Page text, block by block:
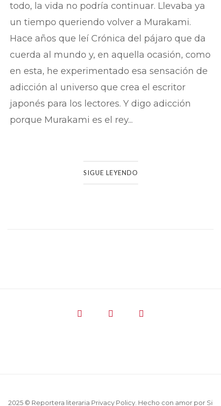
todo, la vida no podría continuar. Llevaba ya
un tiempo queriendo volver a Murakami.
Hace años que leí Crónica del pájaro que da
cuerda al mundo y, en aquella ocasión, como
en esta, he experimentado esa sensación de
adicción al universo que crea el escritor
japonés para los lectores. Y digo adicción
porque Murakami es el rey...
SIGUE LEYENDO
2025 © Reportera literaria Privacy Policy . Hecho con amor por Si